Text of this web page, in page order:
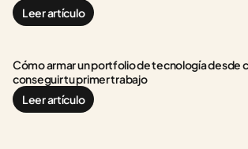
Leer artículo
Cómo armar un portfolio de tecnología desde
conseguir tu primer trabajo
Leer artículo